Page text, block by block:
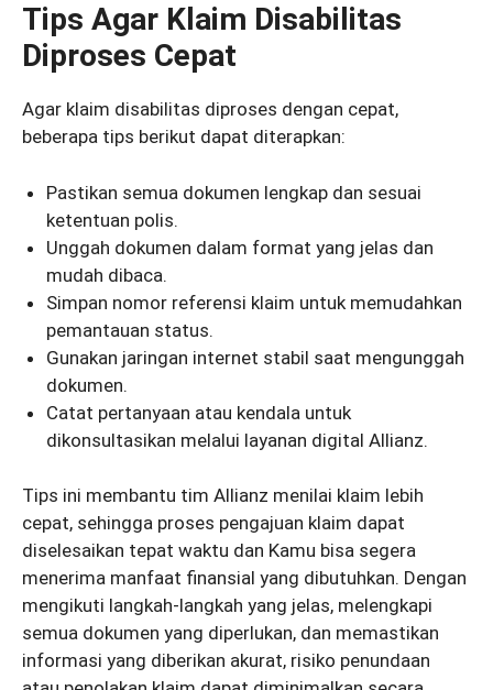
Tips Agar Klaim Disabilitas
Diproses Cepat
Agar klaim disabilitas diproses dengan cepat,
beberapa tips berikut dapat diterapkan:
Pastikan semua dokumen lengkap dan sesuai
ketentuan polis.
Unggah dokumen dalam format yang jelas dan
mudah dibaca.
Simpan nomor referensi klaim untuk memudahkan
pemantauan status.
Gunakan jaringan internet stabil saat mengunggah
dokumen.
Catat pertanyaan atau kendala untuk
dikonsultasikan melalui layanan digital Allianz.
Tips ini membantu tim Allianz menilai klaim lebih
cepat, sehingga proses pengajuan klaim dapat
diselesaikan tepat waktu dan Kamu bisa segera
menerima manfaat finansial yang dibutuhkan. Dengan
mengikuti langkah-langkah yang jelas, melengkapi
semua dokumen yang diperlukan, dan memastikan
informasi yang diberikan akurat, risiko penundaan